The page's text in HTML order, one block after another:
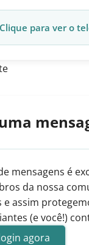
Clique para ver o
mensagens é
da nossa
e assim
(e você!)
agora